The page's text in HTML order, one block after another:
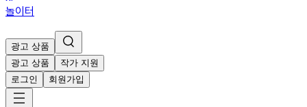
놀이터
광고 상품
광고 상품
작가 지원
로그인
회원가입